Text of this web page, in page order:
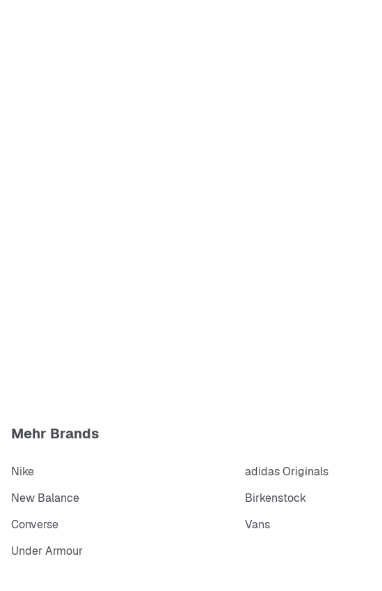
Mehr Brands
Nike adidas Originals
New Balance
Birkenstock
Converse
Vans
Under Armour